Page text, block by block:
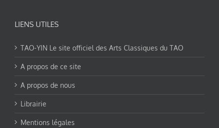
LIENS UTILES
TAO-YIN Le site officiel des Arts Classiques du TAO
A propos de ce site
A propos de nous
Librairie
Mentions légales